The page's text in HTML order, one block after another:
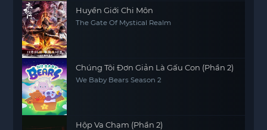
Huyền Giới Chi Môn
The Gate Of Mystical Realm
Chúng Tôi Đơn Giản Là Gấu Con (Phần 2)
We Baby Bears Season 2
Hộp Va Chạm (Phần 2)